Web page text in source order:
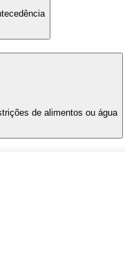
de alimentos ou água